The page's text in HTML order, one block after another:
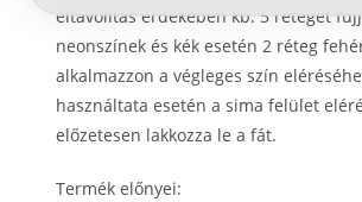
eltávolítás érdekében kb. 5 réteget
neonszínek és kék esetén 2 réteg
alkalmazzon a végleges szín
használtata esetén a sima felület
előzetesen lakkozza le a fát.
Termék előnyei: